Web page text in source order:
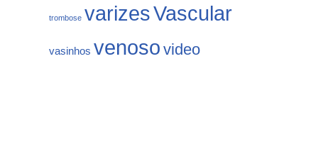
trombose varizesVascular
vasinhos venoso video